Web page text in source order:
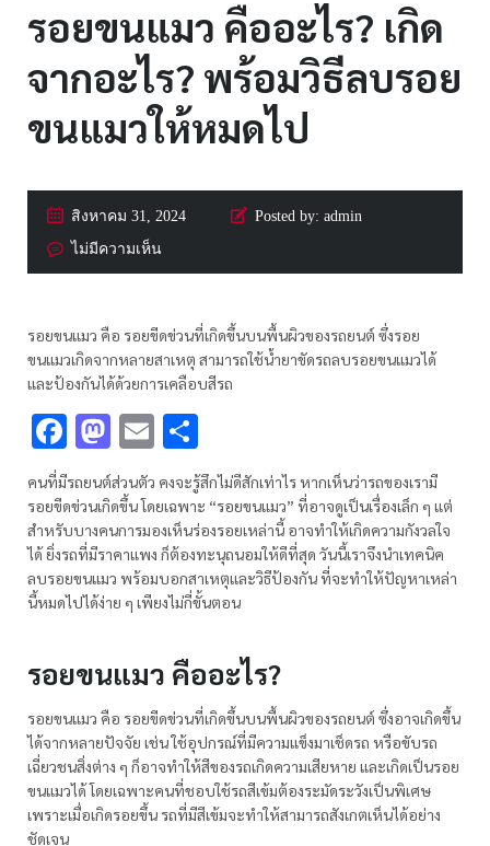
รอยขนแมว คืออะไร? เกิด
จากอะไร? พร้อมวิธีลบรอย
ขนแมวให้หมดไป
สิงหาคม 31, 2024 Posted by: admin
ไม่มีความเห็น
รอยขนแมว คือ รอยขีดข่วนที่เกิดขึ้นบนพื้นผิวของรถยนต์ ซึ่งรอย
ขนแมวเกิดจากหลายสาเหตุ สามารถใช้น้ำยาขัดรถลบรอยขนแมวได้
และป้องกันได้ด้วยการเคลือบสีรถ
Facebook
Mastodon
Email
คนที่มีรถยนต์ส่วนตัว คงจะรู้สึกไม่ดีสักเท่าไร หากเห็นว่ารถของเรามี
รอยขีดข่วนเกิดขึ้น โดยเฉพาะ “รอยขนแมว” ที่อาจดูเป็นเรื่องเล็ก ๆ แต่
สำหรับบางคนการมองเห็นร่องรอยเหล่านี้ อาจทำให้เกิดความกังวลใจ
ได้ ยิ่งรถที่มีราคาแพง ก็ต้องทะนุถนอมให้ดีที่สุด วันนี้เราจึงนำเทคนิค
ลบรอยขนแมว พร้อมบอกสาเหตุและวิธีป้องกัน ที่จะทำให้ปัญหาเหล่า
นี้หมดไปได้ง่าย ๆ เพียงไม่กี่ขั้นตอน
รอยขนแมว คืออะไร?
รอยขนแมว คือ รอยขีดข่วนที่เกิดขึ้นบนพื้นผิวของรถยนต์ ซึ่งอาจเกิดขึ้น
ได้จากหลายปัจจัย เช่น ใช้อุปกรณ์ที่มีความแข็งมาเช็ดรถ หรือขับรถ
เฉี่ยวชนสิ่งต่าง ๆ ก็อาจทำให้สีของรถเกิดความเสียหาย และเกิดเป็นรอย
ขนแมวได้ โดยเฉพาะคนที่ชอบใช้รถสีเข้มต้องระมัดระวังเป็นพิเศษ
เพราะเมื่อเกิดรอยขึ้น รถที่มีสีเข้มจะทำให้สามารถสังเกตเห็นได้อย่าง
ชัดเจน